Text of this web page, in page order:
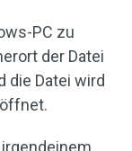
PC zu
der Datei
die Datei wird